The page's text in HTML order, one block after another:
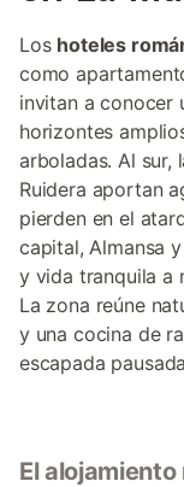
Los hoteles
como
invitan a conocer
horizontes
arboladas. Al sur,
Ruidera aportan
pierden en el
capital, Almansa
y vida tranquila a
La zona reúne
y una cocina de
escapada
El